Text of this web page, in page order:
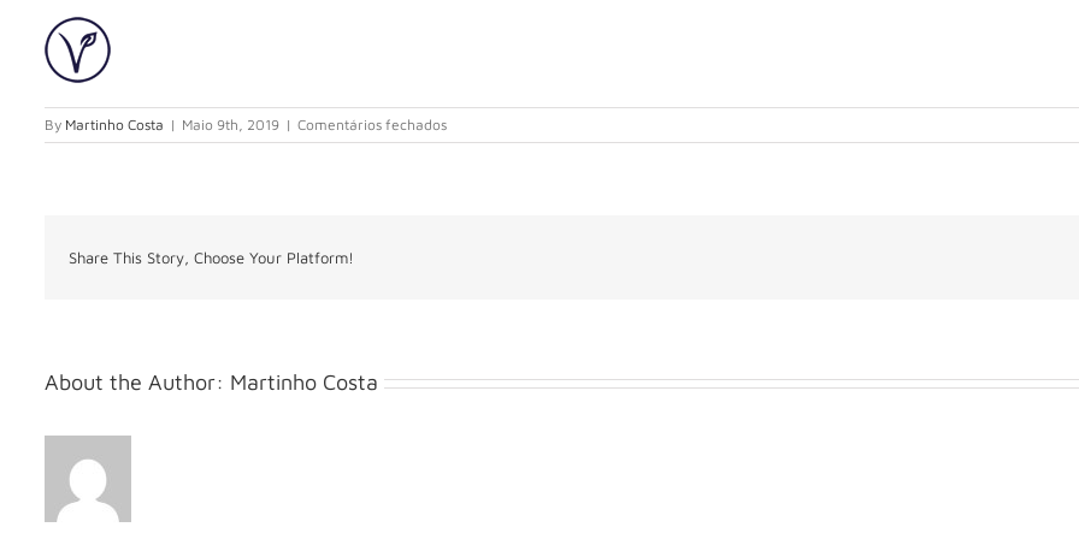
By Martinho Costa | Maio 9th, 2019 | Comentários fechadosem
Share This Story, Choose Your Platform!
About the Author: Martinho Costa